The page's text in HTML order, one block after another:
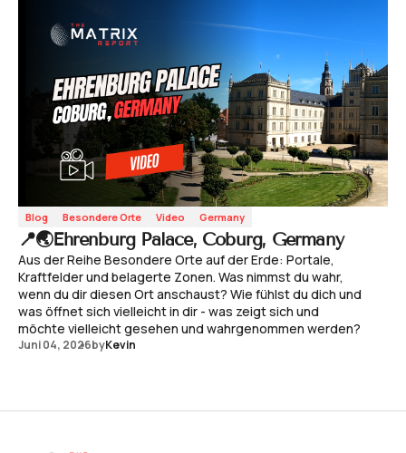
Blog Besondere Orte Video Germany
📍🌏Ehrenburg Palace, Coburg, Germany
Aus der Reihe Besondere Orte auf der Erde: Portale,
Kraftfelder und belagerte Zonen. Was nimmst du wahr,
wenn du dir diesen Ort anschaust? Wie fühlst du dich und
was öffnet sich vielleicht in dir - was zeigt sich und
möchte vielleicht gesehen und wahrgenommen werden?
Juni 04, 2026byKevin